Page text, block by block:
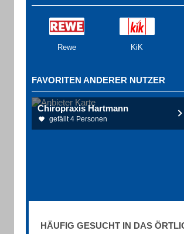
Rewe KiK
FAVORITEN ANDERER NUTZER
Chiropraxis Hartmann
gefällt 4 Personen
HÄUFIG GESUCHT IN DAS